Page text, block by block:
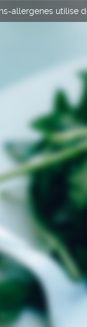
allergenes utilise